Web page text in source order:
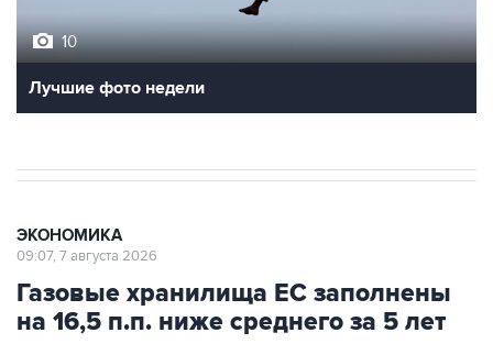
10
Лучшие фото недели
ЭКОНОМИКА
09:07, 7 августа 2026
Газовые хранилища ЕС заполнены
на 16,5 п.п. ниже среднего за 5 лет